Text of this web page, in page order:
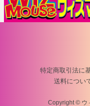
特定商取引法に
送料につい
Copyright © ウ